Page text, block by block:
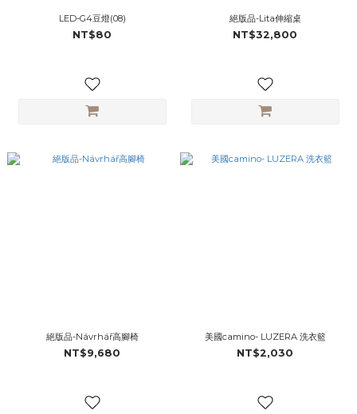
LED-G4豆燈(08)
NT$80
絕版品-Lita伸縮桌
NT$32,800
絕版品-Návrhář高腳椅
NT$9,680
美國camino- LUZERA 洗衣籃
NT$2,030